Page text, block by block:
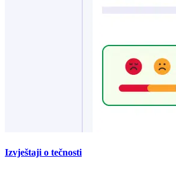
Izvještaji o tečnosti